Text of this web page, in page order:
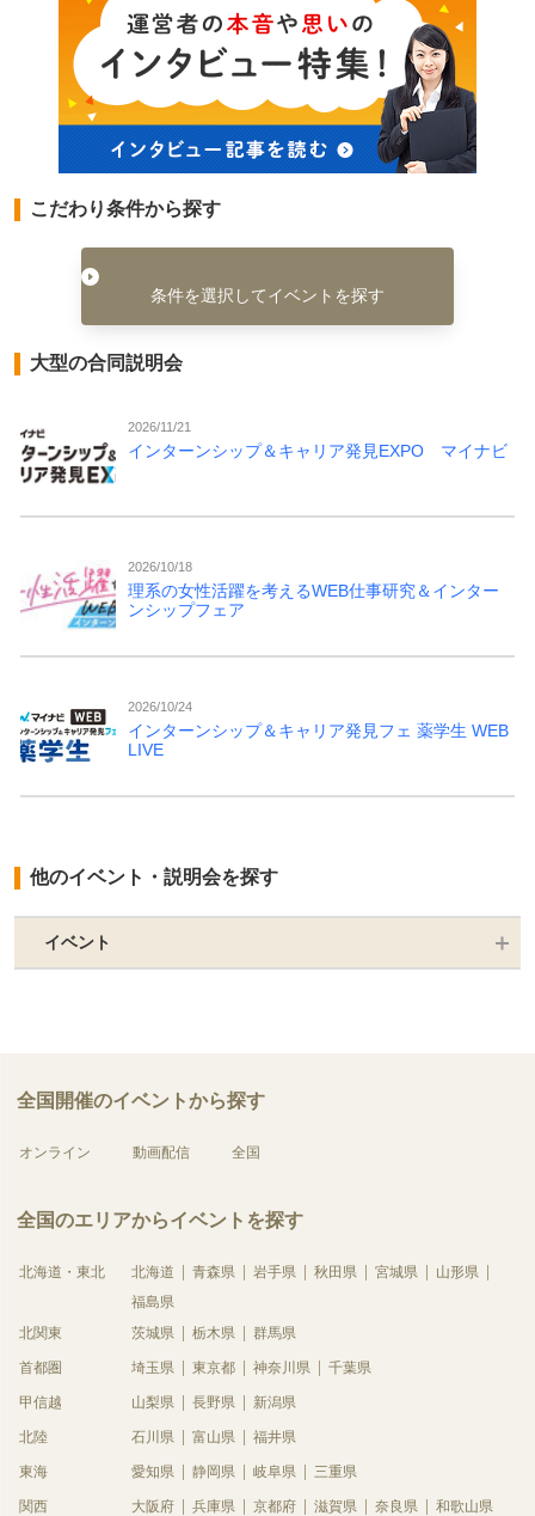
こだわり条件から探す
条件を選択してイベントを探す
大型の合同説明会
2026/11/21
インターンシップ＆キャリア発見EXPO マイナビ
2026/10/18
理系の女性活躍を考えるWEB仕事研究＆インター
ンシップフェア
2026/10/24
インターンシップ＆キャリア発見フェ 薬学生 WEB
LIVE
他のイベント・説明会を探す
イベント
全国開催のイベントから探す
オンライン 動画配信 全国
全国のエリアからイベントを探す
北海道・東北 北海道 青森県 岩手県 秋田県 宮城県
山形県
福島県
北関東
茨城県 栃木県 群馬県
首都圏 埼玉県 東京都 神奈川県 千葉県
甲信越 山梨県 長野県 新潟県
北陸 石川県 富山県 福井県
東海 愛知県 静岡県 岐阜県 三重県
関西 大阪府 兵庫県 京都府 滋賀県 奈良県 和歌山県